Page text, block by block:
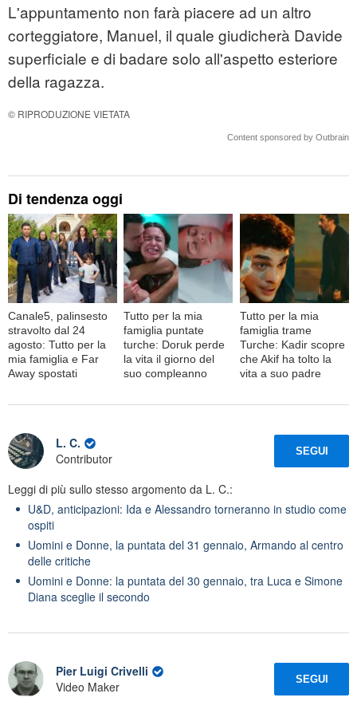
L'appuntamento non farà piacere ad un altro
corteggiatore, Manuel, il quale giudicherà Davide
superficiale e di badare solo all'aspetto esteriore
della ragazza.
© RIPRODUZIONE VIETATA
Content sponsored by Outbrain
Di tendenza oggi
Canale5, palinsesto
stravolto dal 24
agosto: Tutto per la
mia famiglia e Far
Away spostati
Tutto per la mia
famiglia puntate
turche: Doruk perde
la vita il giorno del
suo compleanno
Tutto per la mia
famiglia trame
Turche: Kadir scopre
che Akif ha tolto la
vita a suo padre
L. C.
Contributor
SEGUI
Leggi di più sullo stesso argomento da L. C.:
U&D, anticipazioni: Ida e Alessandro torneranno in studio come
ospiti
Uomini e Donne, la puntata del 31 gennaio, Armando al centro
delle critiche
Uomini e Donne: la puntata del 30 gennaio, tra Luca e Simone
Diana sceglie il secondo
Pier Luigi Crivelli
Video Maker
SEGUI